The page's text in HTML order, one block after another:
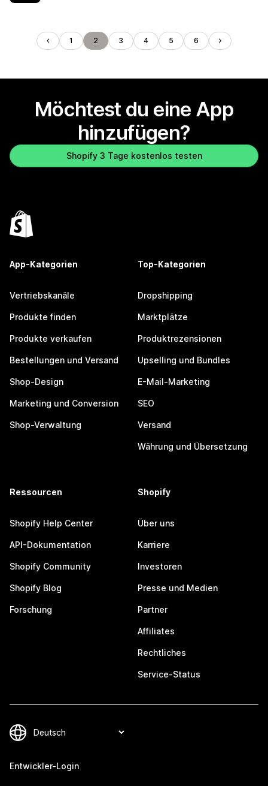
1 2 3 4 5 6
Möchtest du eine App
hinzufügen?
Shopify 3 Tage kostenlos testen
App-Kategorien
Vertriebskanäle
Produkte finden
Produkte verkaufen
Bestellungen und Versand
Shop-Design
Marketing und Conversion
Shop-Verwaltung
Top-Kategorien
Dropshipping
Marktplätze
Produktrezensionen
Upselling und Bundles
E-Mail-Marketing
SEO
Versand
Währung und Übersetzung
Ressourcen
Shopify Help Center
API-Dokumentation
Shopify Community
Shopify Blog
Forschung
Shopify
Über uns
Karriere
Investoren
Presse und Medien
Partner
Affiliates
Rechtliches
Service-Status
Entwickler-Login